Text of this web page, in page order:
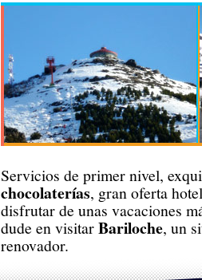
Servicios de primer nivel,
chocolaterías, gran oferta
disfrutar de unas vacaciones
dude en visitarBariloche, un
renovador.